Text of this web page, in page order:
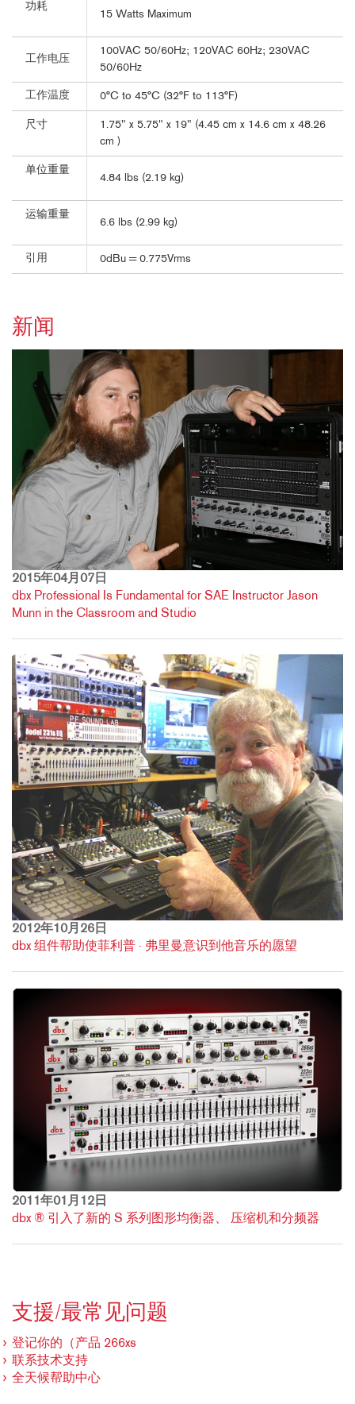
功耗
15 Watts Maximum
工作电压
100VAC 50/60Hz; 120VAC 60Hz; 230VAC
50/60Hz
工作温度 0°C to 45°C (32°F to 113°F)
尺寸
1.75" x 5.75" x 19" (4.45 cm x 14.6 cm x 48.26
cm )
单位重量
4.84 lbs (2.19 kg)
运输重量
6.6 lbs (2.99 kg)
引用 0dBu = 0.775Vrms
新闻
2015年04月07日
dbx Professional Is Fundamental for SAE Instructor Jason
Munn in the Classroom and Studio
2012年10月26日
dbx 组件帮助使菲利普 · 弗里曼意识到他音乐的愿望
2011年01月12日
dbx ® 引入了新的 S 系列图形均衡器、 压缩机和分频器
支援/最常见问题
登记你的（产品 266xs
联系技术支持
全天候帮助中心